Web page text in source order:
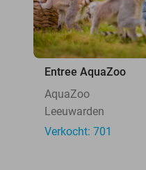
Entree AquaZoo
AquaZoo
Leeuwarden
Verkocht: 701